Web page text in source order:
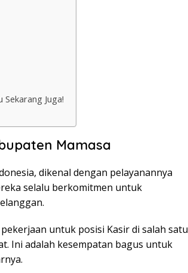
Juga!
Mamasa
dikenal dengan pelayanannya
selalu berkomitmen untuk
untuk posisi Kasir di salah satu
Ini adalah kesempatan bagus untuk